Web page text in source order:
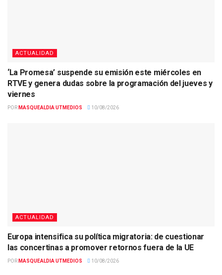
ACTUALIDAD
‘La Promesa’ suspende su emisión este miércoles en
RTVE y genera dudas sobre la programación del jueves y
viernes
POR MASQUEALDIA UTMEDIOS 10/08/2026
ACTUALIDAD
Europa intensifica su política migratoria: de cuestionar
las concertinas a promover retornos fuera de la UE
POR MASQUEALDIA UTMEDIOS 10/08/2026